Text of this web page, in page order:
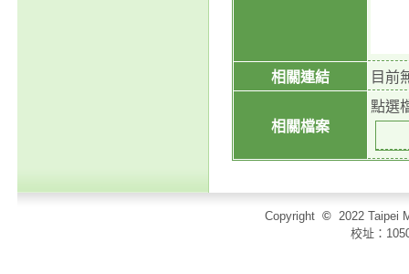
相關連結 目前
相關檔案
點選
Copyright © 2022 Taipei
校址：